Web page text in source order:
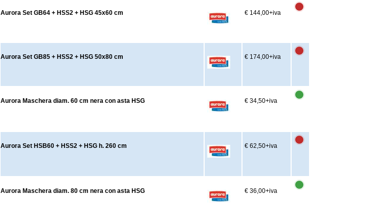
Aurora Set GB64 + HSS2 + HSG 45x60 cm € 144,00+iva
Aurora Set GB85 + HSS2 + HSG 50x80 cm € 174,00+iva
Aurora Maschera diam. 60 cm nera con asta HSG € 34,50+iva
Aurora Set HSB60 + HSS2 + HSG h. 260 cm € 62,50+iva
Aurora Maschera diam. 80 cm nera con asta HSG € 36,00+iva